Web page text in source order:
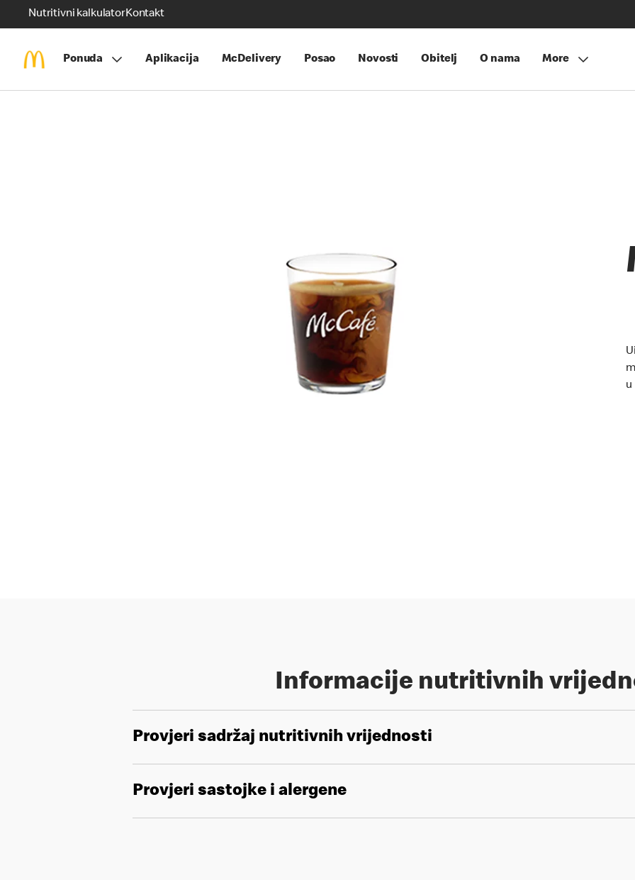
Nutritivni kalkulatorKontakt
Ponuda Aplikacija McDelivery Posao Novosti Obitelj O nama More
u
Informacije nutritivnih
Provjeri sadržaj nutritivnih vrijednosti
Provjeri sastojke i alergene